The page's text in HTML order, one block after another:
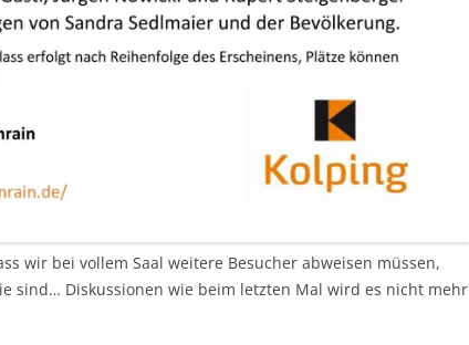
wir bei vollem Saal weitere Besucher abweisen müssen,
sind… Diskussionen wie beim letzten Mal wird es nicht mehr